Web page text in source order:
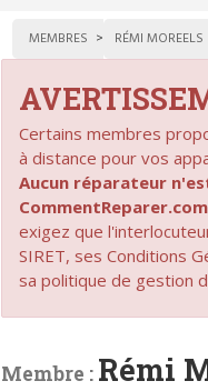
MEMBRES RÉMI MOREELS
Certains membres
à distance pour vos
Aucun réparateur
CommentReparer.com
exigez que
SIRET, ses Conditions
sa politique de gestion
Membre : Rémi